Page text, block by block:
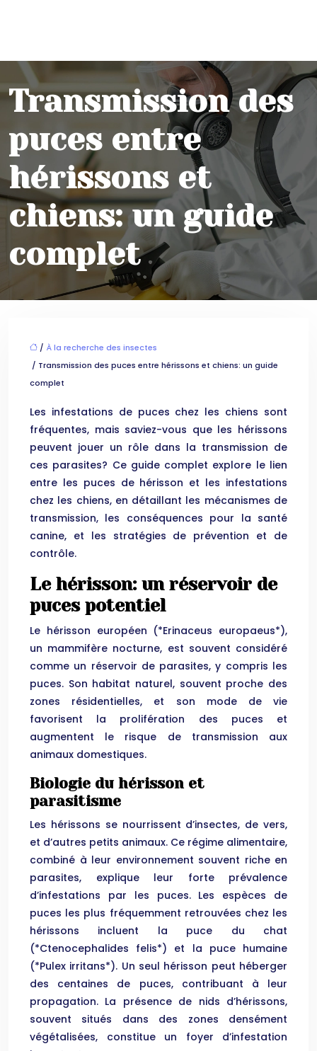
Transmission des
puces entre
hérissons et
chiens: un guide
complet
/ À la recherche des insectes
/ Transmission des puces entre hérissons et chiens: un guide
complet
Les infestations de puces chez les chiens sont
fréquentes, mais saviez-vous que les hérissons
peuvent jouer un rôle dans la transmission de
ces parasites? Ce guide complet explore le lien
entre les puces de hérisson et les infestations
chez les chiens, en détaillant les mécanismes de
transmission, les conséquences pour la santé
canine, et les stratégies de prévention et de
contrôle.
Le hérisson: un réservoir de
puces potentiel
Le hérisson européen (*Erinaceus europaeus*),
un mammifère nocturne, est souvent considéré
comme un réservoir de parasites, y compris les
puces. Son habitat naturel, souvent proche des
zones résidentielles, et son mode de vie
favorisent la prolifération des puces et
augmentent le risque de transmission aux
animaux domestiques.
Biologie du hérisson et
parasitisme
Les hérissons se nourrissent d’insectes, de vers,
et d’autres petits animaux. Ce régime alimentaire,
combiné à leur environnement souvent riche en
parasites, explique leur forte prévalence
d’infestations par les puces. Les espèces de
puces les plus fréquemment retrouvées chez les
hérissons incluent la puce du chat
(*Ctenocephalides felis*) et la puce humaine
(*Pulex irritans*). Un seul hérisson peut héberger
des centaines de puces, contribuant à leur
propagation. La présence de nids d’hérissons,
souvent situés dans des zones densément
végétalisées, constitue un foyer d’infestation